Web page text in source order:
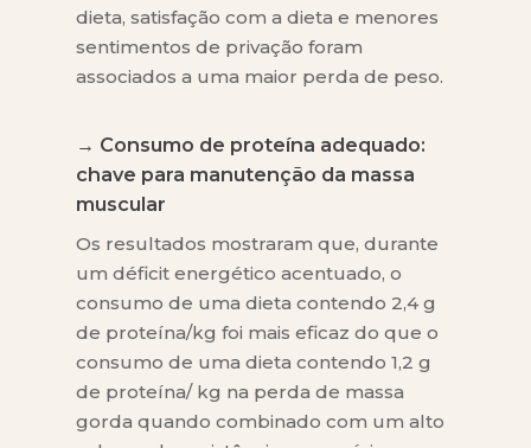
dieta, satisfação com a dieta e menores
sentimentos de privação foram
associados a uma maior perda de peso.
→ Consumo de proteína adequado:
chave para manutenção da massa
muscular
Os resultados mostraram que, durante
um déficit energético acentuado, o
consumo de uma dieta contendo 2,4 g
de proteína/kg foi mais eficaz do que o
consumo de uma dieta contendo 1,2 g
de proteína/ kg na perda de massa
gorda quando combinado com um alto